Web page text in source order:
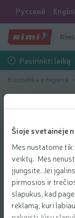
Šioje svetainėje
Mes nustatome
veiktų. Mes
įjungsite. Jei
pirmosios ir
slapukus, kad
reklamą, kuri
Русский
Pasirinkti laiką
Kosmetika ir higiena